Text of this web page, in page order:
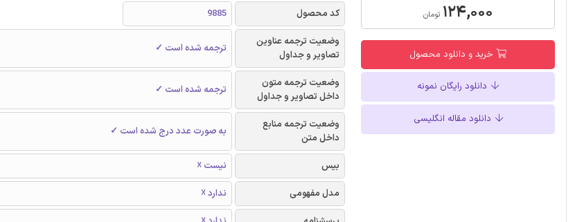
۱۲۴,۰۰۰ تومان
خرید و دانلود محصول
دانلود رایگان نمونه
دانلود مقاله انگلیسی
کد محصول
9885
وضعیت ترجمه عناوین
تصاویر و جداول
ترجمه شده است ✓
وضعیت ترجمه متون
داخل تصاویر و جداول
ترجمه شده است ✓
وضعیت ترجمه منابع
داخل متن
به صورت عدد درج شده است ✓
بیس
نیست ☓
مدل مفهومی
ندارد ☓